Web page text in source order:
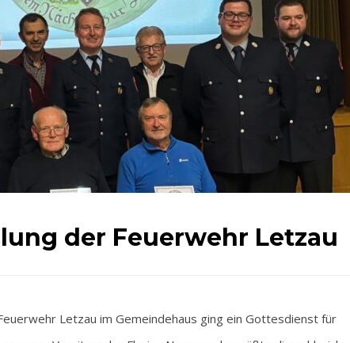
der Feuerwehr Letzau
Letzau im Gemeindehaus ging ein Gottesdienst für